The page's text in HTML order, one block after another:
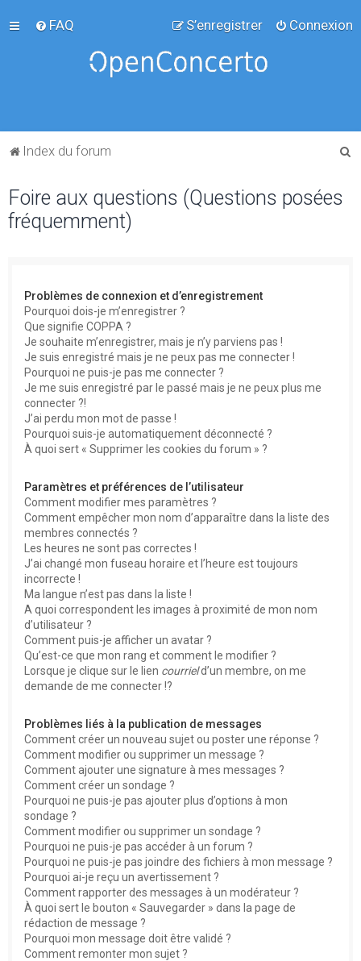
FAQ Connexion
S’enregistrer
Index du forum
Foire aux questions (Questions posées
fréquemment)
Problèmes de connexion et d’enregistrement
Pourquoi dois-je m’enregistrer ?
Que signifie COPPA ?
Je souhaite m’enregistrer, mais je n’y parviens pas !
Je suis enregistré mais je ne peux pas me connecter !
Pourquoi ne puis-je pas me connecter ?
Je me suis enregistré par le passé mais je ne peux plus me
connecter ?!
J’ai perdu mon mot de passe !
Pourquoi suis-je automatiquement déconnecté ?
À quoi sert « Supprimer les cookies du forum » ?
Paramètres et préférences de l’utilisateur
Comment modifier mes paramètres ?
Comment empêcher mon nom d’apparaître dans la liste des
membres connectés ?
Les heures ne sont pas correctes !
J’ai changé mon fuseau horaire et l’heure est toujours
incorrecte !
Ma langue n’est pas dans la liste !
A quoi correspondent les images à proximité de mon nom
d’utilisateur ?
Comment puis-je afficher un avatar ?
Qu’est-ce que mon rang et comment le modifier ?
Lorsque je clique sur le lien courrield’un membre, on me
demande de me connecter !?
Problèmes liés à la publication de messages
Comment créer un nouveau sujet ou poster une réponse ?
Comment modifier ou supprimer un message ?
Comment ajouter une signature à mes messages ?
Comment créer un sondage ?
Pourquoi ne puis-je pas ajouter plus d’options à mon
sondage ?
Comment modifier ou supprimer un sondage ?
Pourquoi ne puis-je pas accéder à un forum ?
Pourquoi ne puis-je pas joindre des fichiers à mon message ?
Pourquoi ai-je reçu un avertissement ?
Comment rapporter des messages à un modérateur ?
À quoi sert le bouton « Sauvegarder » dans la page de
rédaction de message ?
Pourquoi mon message doit être validé ?
Comment remonter mon sujet ?